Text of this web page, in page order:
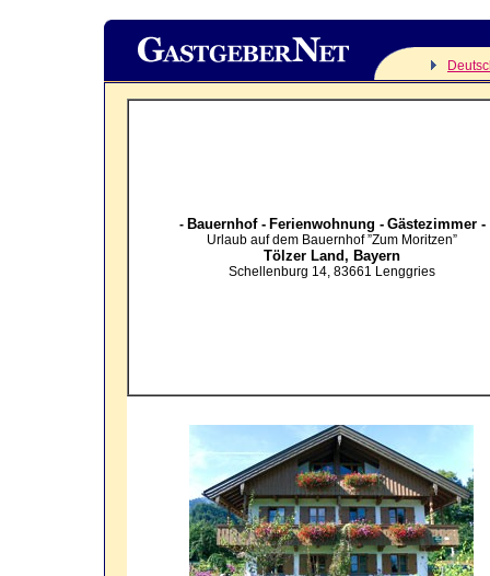
- Bauernhof - Ferienwohnung - Gästezimmer -
Urlaub auf dem Bauernhof ”Zum Moritzen”
Tölzer Land, Bayern
Schellenburg 14, 83661 Lenggries